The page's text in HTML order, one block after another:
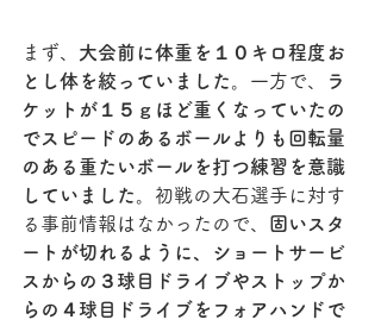
まず、 大会前に体重を１０キロ程度お
とし体を絞っていました。 一方で、
ラ
ケットが１５ｇほど重くなっていたの
でスピードのあるボールよりも回転量
のある重たいボールを打つ練習を意識
していました。 初戦の大石選手に対す
る事前情報はなかったので、 固いスタ
ートが切れるように、ショートサービ
スからの３球目ドライブやストップか
らの４球目ドライブをフォアハンドで